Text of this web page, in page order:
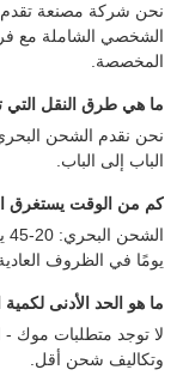
نحن شركة مصنعة تقدم
الشخصي الشاملة مع فرق
المخصصة.
ما هي طرق النقل التي
نحن نقدم الشحن
الباب إلى الباب.
كم من الوقت يستغرق
يومًا في الظروف
ما هو الحد الأدنى
لا توجد متطلبات موك
وتكاليف شحن أقل.